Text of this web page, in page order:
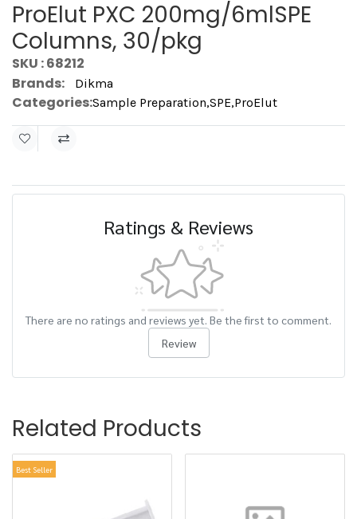
ProElut PXC 200mg/6mlSPE
Columns, 30/pkg
SKU : 68212
Brands:
Dikma
Categories:Sample Preparation,SPE,ProElut
Ratings & Reviews
There are no ratings and reviews yet. Be the first to comment.
Review
Related Products
Best Seller